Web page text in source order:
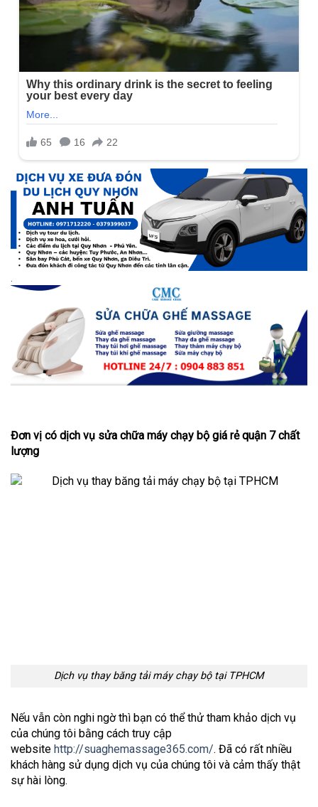
Đơn vị có dịch vụ sửa chữa máy chạy bộ giá rẻ quận 7 chất
lượng
Dịch vụ thay băng tải máy chạy bộ tại TPHCM
Nếu vẫn còn nghi ngờ thì bạn có thể thử tham khảo dịch vụ
của chúng tôi bằng cách truy cập
website http://suaghemassage365.com/. Đã có rất nhiều
khách hàng sử dụng dịch vụ của chúng tôi và cảm thấy thật
sự hài lòng.